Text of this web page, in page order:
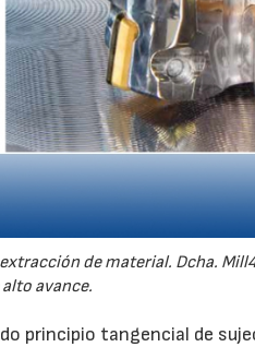
de material. Dcha.
avance.
principio tangencial de